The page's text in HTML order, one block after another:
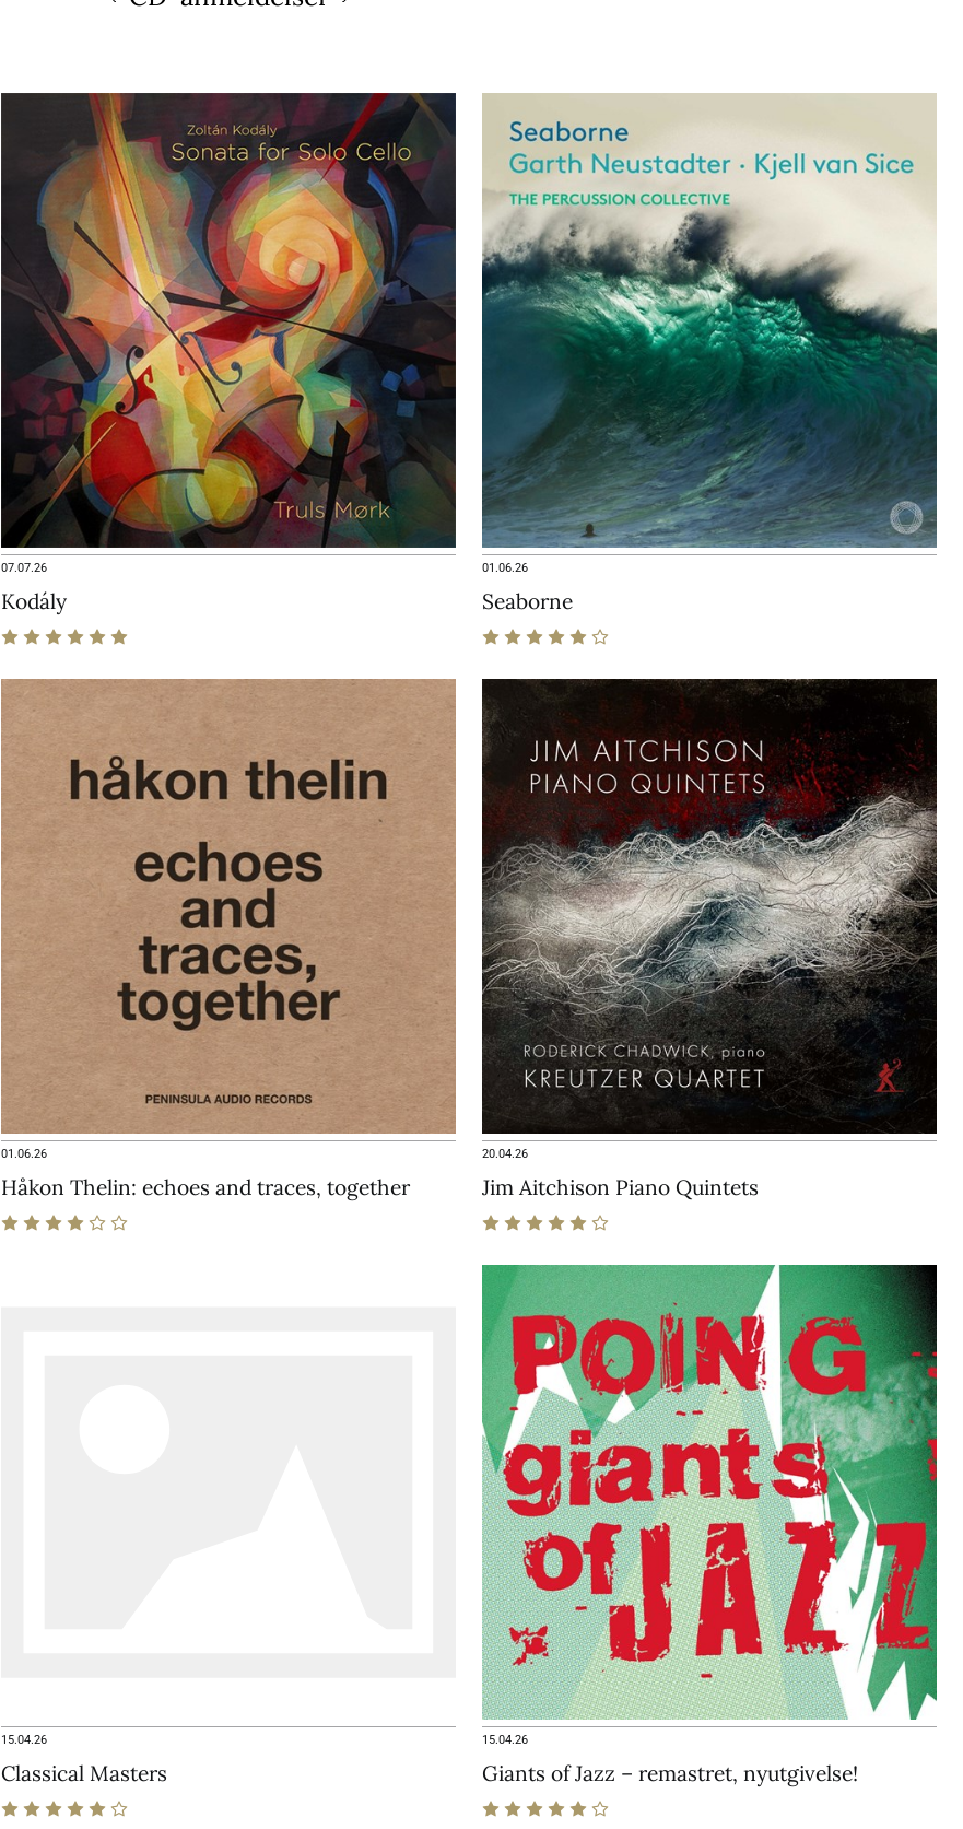
07.07.26
Kodály
01.06.26
Seaborne
01.06.26
Håkon Thelin: echoes and traces, together
20.04.26
Jim Aitchison Piano Quintets
15.04.26
Classical Masters
15.04.26
Giants of Jazz – remastret, nyutgivelse!